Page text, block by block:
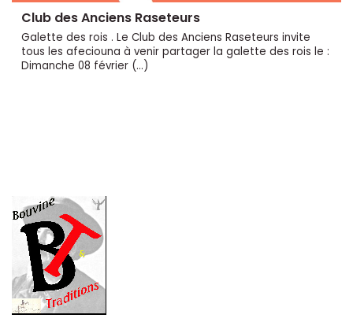
Club des Anciens Raseteurs
Galette des rois . Le Club des Anciens Raseteurs invite
tous les afeciouna à venir partager la galette des rois le :
Dimanche 08 février (…)